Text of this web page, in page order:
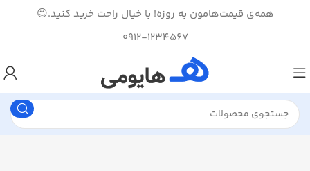
همه‌ی قیمت‌هامون به روزه! با خیال راحت خرید کنید.😉
0912-1234567